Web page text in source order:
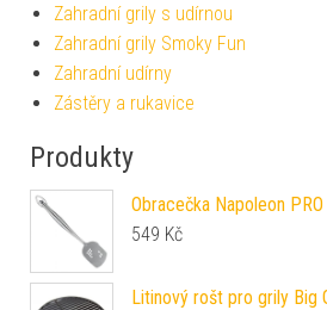
Zahradní grily s udírnou
Zahradní grily Smoky Fun
Zahradní udírny
Zástěry a rukavice
Produkty
Obracečka Napoleon PRO
549 Kč
Litinový rošt pro grily Big